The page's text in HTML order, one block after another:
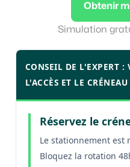
Obtenir
Simulation
CONSEIL DE L'EXPERT :
L'ACCÈS ET LE CRÉNEAU
Réservez le
Le stationnement est
Bloquez la rotation